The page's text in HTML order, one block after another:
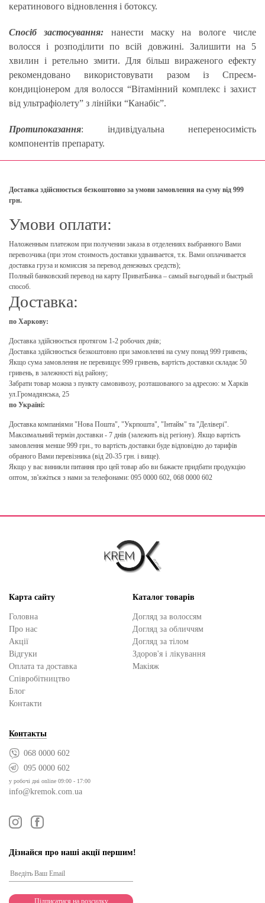
кератинового відновлення і ботоксу.
Спосіб застосування: нанести маску на вологе числе
волосся і розподілити по всій довжині. Залишити на 5
хвилин і ретельно змити. Для більш вираженого ефекту
рекомендовано використовувати разом із Спреєм-
кондиціонером для волосся “Вітамінний комплекс і захист
від ультрафіолету” з лінійки “Канабіс”.
Протипоказання: індивідуальна непереносимість
компонентів препарату.
Доставка здійснюється безкоштовно за умови замовлення на суму від 999
грн.
Умови оплати:
Наложенным платежом при получении заказа в отделениях выбранного Вами
перевозчика (при этом стоимость доставки удваивается, т.к. Вами оплачивается
доставка груза и комиссия за перевод денежных средств);
Полный банковский перевод на карту ПриватБанка – самый выгодный и быстрый
способ.
Доставка:
по Харкову:
Доставка здійснюється протягом 1-2 робочих днів;
Доставка здійснюється безкоштовно при замовленні на суму понад 999 гривень;
Якщо сума замовлення не перевищує 999 гривень, вартість доставки складає 50
гривень, в залежності від району;
Забрати товар можна з пункту самовивозу, розташованого за адресою: м Харків
ул.Громадянська, 25
по Україні:
Доставка компаніями "Нова Пошта", "Укрпошта", "Інтайм" та "Делівері".
Максимальний термін доставки - 7 днів (залежить від регіону). Якщо вартість
замовлення менше 999 грн., то вартість доставки буде відповідно до тарифів
обраного Вами перевізника (від 20-35 грн. і вище).
Якщо у вас виникли питання про цей товар або ви бажаєте придбати продукцію
оптом, зв'яжіться з нами за телефонами: 095 0000 602, 068 0000 602
Карта сайту
Головна
Про нас
Акції
Відгуки
Оплата та доставка
Cпівробітництво
Блог
Контакти
Каталог товарів
Догляд за волоссям
Догляд за обличчям
Догляд за тілом
Здоров'я і лікування
Макіяж
Контакты
068 0000 602
095 0000 602
у робочі дні online 09:00 - 17:00
info@kremok.com.ua
Дізнайся про наші акції першим!